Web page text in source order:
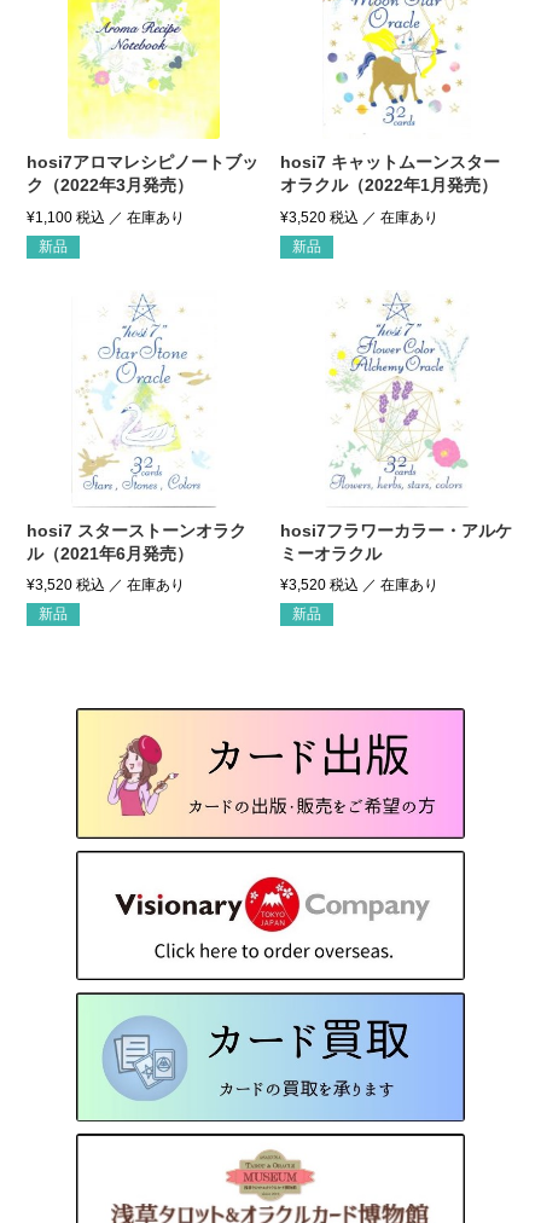
hosi7アロマレシピノートブッ
ク（2022年3月発売）
¥1,100 税込
新品
hosi7 キャットムーンスター
オラクル（2022年1月発売）
¥3,520 税込
新品
hosi7 スターストーンオラク
ル（2021年6月発売）
¥3,520 税込
新品
hosi7フラワーカラー・アルケ
ミーオラクル
¥3,520 税込
新品